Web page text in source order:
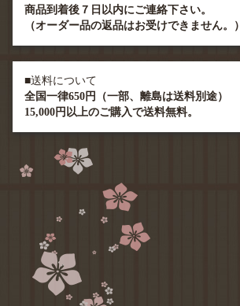
商品到着後７日以内にご連絡下さい。
（オーダー品の返品はお受けできません。）
■送料について
全国一律650円（一部、離島は送料別途）
15,000円以上のご購入で送料無料。